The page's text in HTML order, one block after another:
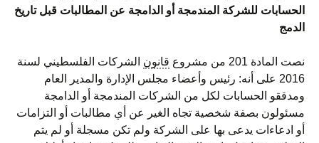
الحسابات للشركة المندمجة أو الدامجة عن المطالبات قبل تاريخ
الدمج
نصت المادة 201 من مشروع قانون الشركات الفلسطيني لسنة
2016 على أنه: رئيس وأعضاء مجلس الإدارة والمدير العام
ومدققو الحسابات لكل من الشركات المندمجة أو الدامجة
مسئولون بصفة شخصية تجاه الغير عن أي مطالبات أو التزامات
أو ادعاءات يدعى بها على الشركة ولم تكن مسجلة أو لم يتم